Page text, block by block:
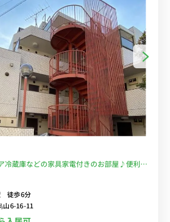
冷蔵庫などの家具家電付きのお部屋♪便利な
べるWi-Fi格安レンタル中！
徒歩6分
山6-16-11